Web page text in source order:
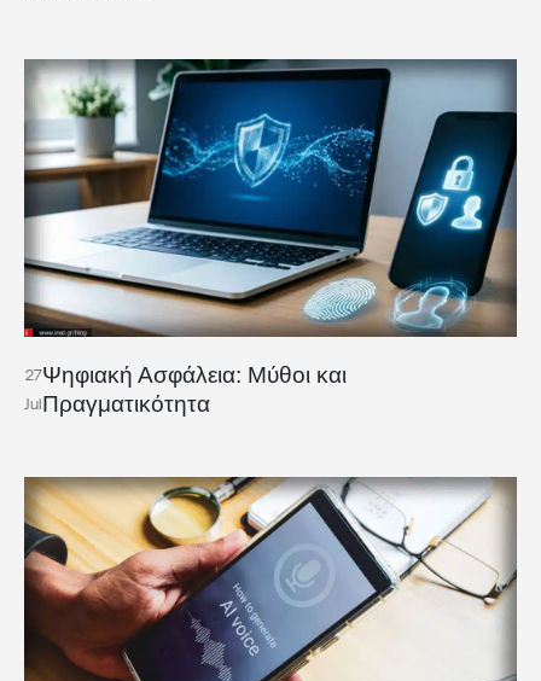
27
Jul
Ψηφιακή Ασφάλεια: Μύθοι και
Πραγματικότητα